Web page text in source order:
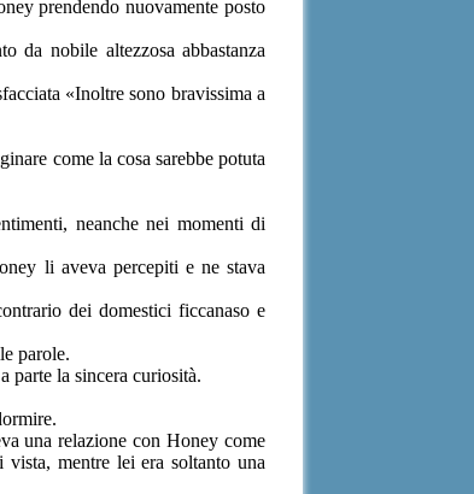
prendendo nuovamente posto
da nobile altezzosa abbastanza
«Inoltre sono bravissima a
come la cosa sarebbe potuta
neanche nei momenti di
li aveva percepiti e ne stava
dei domestici ficcanaso e
parole.
parte la sincera curiosità.
una relazione con Honey come
mentre lei era soltanto una